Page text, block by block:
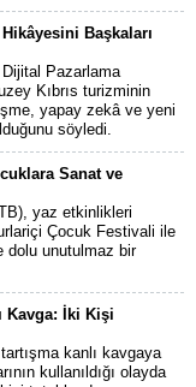
Başkaları
Pazarlama
Kıbrıs turizminin
yapay zekâ ve yeni
söyledi.
Sanat ve
yaz etkinlikleri
Çocuk Festivali ile
dolu unutulmaz bir
Kavga: İki Kişi
kanlı kavgaya
kullanıldığı olayda